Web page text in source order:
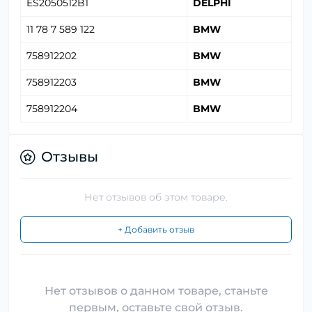
ES2050512B1 DELPHI
11 78 7 589 122 BMW
758912202 BMW
758912203 BMW
758912204 BMW
Отзывы
Нет отзывов об этом товаре.
+ Добавить отзыв
Нет отзывов о данном товаре, станьте
первым, оставьте свой отзыв.